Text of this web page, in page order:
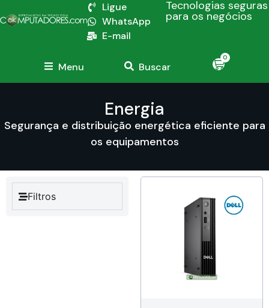
Ligue
WhatsApp
E-mail
Tecnologias seguras
para os negócios
Menu Buscar
0
Energia
Segurança e distribuição energética eficiente para
os equipamentos
Filtros